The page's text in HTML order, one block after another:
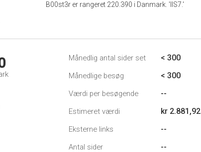
B00st3r er rangeret 220.390 i Danmark. 'IIS7.'
Månedlig antal sider set < 300
Månedlige besøg < 300
Værdi per besøgende --
Estimeret værdi kr 2.881,92
Eksterne links --
Antal sider --